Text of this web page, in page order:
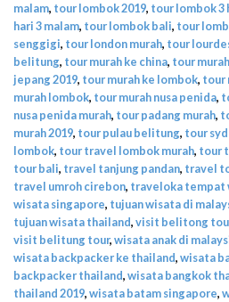
malam, tour lombok 2019, tour lombok 3
hari 3 malam, tour lombok bali, tour
senggigi, tour london murah, tour
belitung, tour murah ke china, tour
jepang 2019, tour murah ke lombok, tour
murah lombok, tour murah nusa penida,
nusa penida murah, tour padang murah,
murah 2019, tour pulau belitung, tour
lombok, tour travel lombok murah, tour
tour bali, travel tanjung pandan, travel
travel umroh cirebon, traveloka tempat
wisata singapore, tujuan wisata di
tujuan wisata thailand,visit belitong
visit belitung tour,wisata anak di
wisata backpacker ke thailand,wisata
backpacker thailand,wisata bangkok
thailand 2019,wisata batam singapore,